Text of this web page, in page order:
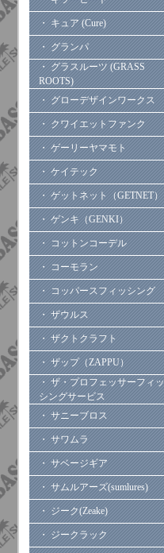
・ キュア (Cure)
・ グランパ
・ グラスルーツ (GRASS
ROOTS)
・ グローデザインワークス
・ クワイエットファンク
・ ゲーリーヤマモト
・ ケイテック
・ ゲットネット（GETNET）
・ ゲンキ（GENKI）
・ コットンコーデル
・ コーモラン
・ コッパースフィッシング
・ ザウルス
・ ザクトクラフト
・ ザップ（ZAPPU）
・ ザ・プロフェッサーフィッ
シングサービス
・ サニーブロス
・ サワムラ
・ サベージギア
・ サムルアーズ(sumlures)
・ ジーク(Zeake)
・ ジークラック